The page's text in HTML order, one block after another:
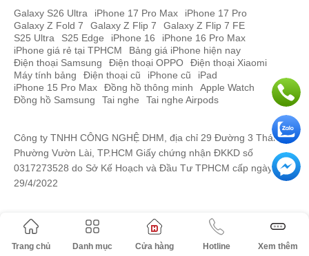
Trang chủ Danh mục Cửa hàng Hotline Xem thêm
Galaxy S26 Ultra iPhone 17 Pro Max
iPhone 17 Pro
Galaxy Z Fold 7
Galaxy Z Flip 7
Galaxy Z Flip 7 FE
S25 Ultra
S25 Edge iPhone 16
iPhone 16 Pro Max
iPhone giá rẻ tại TPHCM
Bảng giá iPhone hiện nay
Điện thoại Samsung
Điện thoại OPPO
Điện thoại Xiaomi
Máy tính bảng
Điện thoại cũ iPhone cũ
iPad
iPhone 15 Pro Max
Đồng hồ thông minh
Apple Watch
Đồng hồ Samsung
Tai nghe Tai nghe Airpods
Công ty TNHH CÔNG NGHỆ DHM, địa chỉ 29 Đường 3 Tháng 2,
Phường Vườn Lài, TP.HCM Giấy chứng nhận ĐKKD số
0317273528 do Sở Kế Hoạch và Đầu Tư TPHCM cấp ngày
29/4/2022